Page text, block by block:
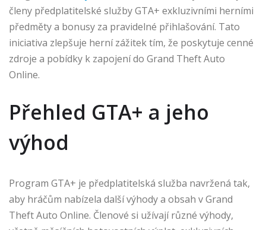
členy předplatitelské služby GTA+ exkluzivními herními
předměty a bonusy za pravidelné přihlašování. Tato
iniciativa zlepšuje herní zážitek tím, že poskytuje cenné
zdroje a pobídky k zapojení do Grand Theft Auto
Online.
Přehled GTA+ a jeho
výhod
Program GTA+ je předplatitelská služba navržená tak,
aby hráčům nabízela další výhody a obsah v Grand
Theft Auto Online. Členové si užívají různé výhody,